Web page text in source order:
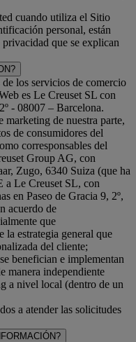
cuando utiliza el Sitio
personal, están
que se explican
los servicios de comercio
es Le Creuset SL con
- 08007 – Barcelona.
marketing de nuestra parte,
de consumidores del
corresponsables del
Group AG, con
Zugo, 6340 Suiza (que ha
a Le Creuset SL, con
en Paseo de Gracia 9, 2º,
acuerdo de
que
la estrategia general que
del cliente;
benefician e implementan
manera independiente
a nivel local (dentro de un
a atender las solicitudes